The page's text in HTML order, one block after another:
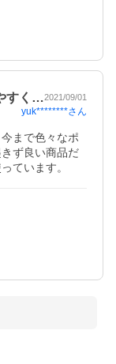
すく…2021/09/01
yuk********さん
まで色々なポ
ず良い商品だ
ています。